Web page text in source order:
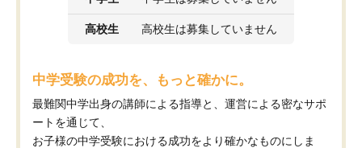
高校生 高校生は募集していません
中学受験の成功を、もっと確かに。
最難関中学出身の講師による指導と、運営による密なサポ
ートを通じて、
お子様の中学受験における成功をより確かなものにしま